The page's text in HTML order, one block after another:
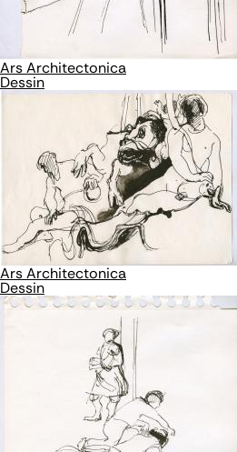
Ars Architectonica
Dessin
Ars Architectonica
Dessin